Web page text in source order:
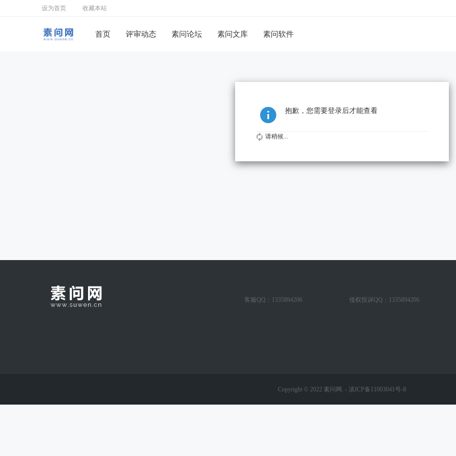
设为首页 收藏本站
首页 评审动态 素问论坛 素问文库 素问软件
抱歉，您需要登录后才能查看
请稍候...
客服QQ：1335894206 侵权投诉QQ：1335894206
Copyright © 2022 素问网. - 滇ICP备11003041号-8